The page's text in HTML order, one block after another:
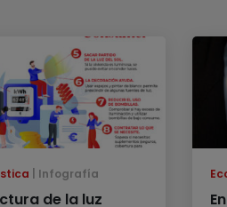
Infografía
de la luz